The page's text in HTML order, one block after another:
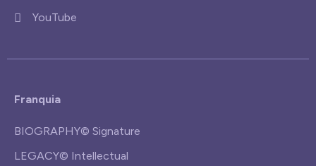
YouTube
Franquia
BIOGRAPHY© Signature
LEGACY© Intellectual